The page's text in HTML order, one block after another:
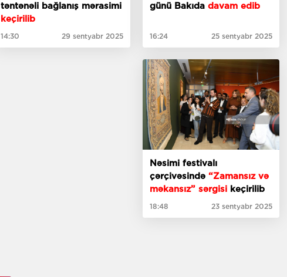
təntənəli bağlanış mərasimi
keçirilib
14:30 29 sentyabr 2025
günü Bakıda davam edib
16:24 25 sentyabr 2025
Nəsimi festivalı
çərçivəsində “Zamansız və
məkansız” sərgisi keçirilib
18:48 23 sentyabr 2025